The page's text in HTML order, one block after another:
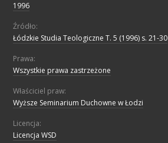
1996
Źródło:
Łódzkie Studia Teologiczne T. 5 (1996) s. 21-30
Prawa:
Wszystkie prawa zastrzeżone
Właściciel praw:
Wyższe Seminarium Duchowne w Łodzi
Licencja:
Licencja WSD